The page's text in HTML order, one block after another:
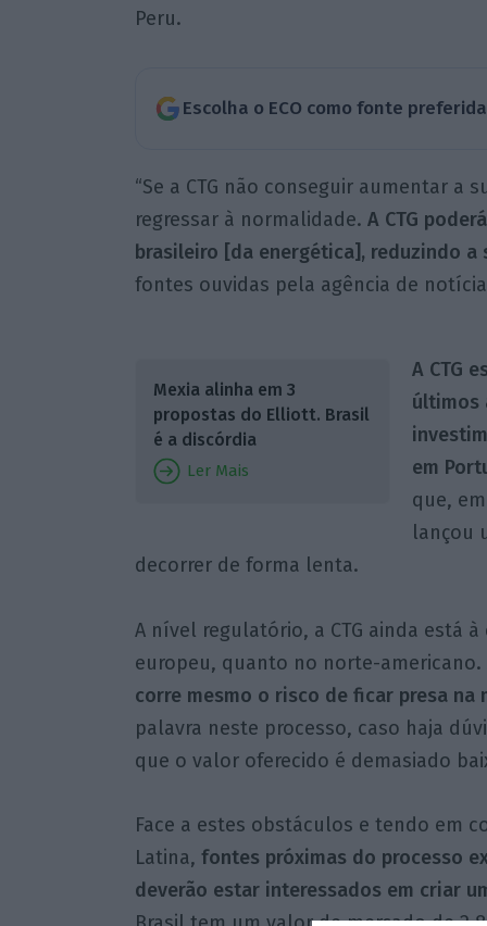
Peru.
Escolha o ECO como fonte
“Se a CTG não conseguir aumentar a
regressar à normalidade. A CTG
brasileiro [da energética], reduzindo a
fontes ouvidas pela agência de
Mexia alinha em 3
propostas do Elliott. Brasil
é a discórdia
Ler Mais
A CTG
últimos
em
que,
lançou
decorrer de forma lenta.
A nível regulatório, a CTG ainda está
europeu, quanto no norte-
corre mesmo o risco de ficar presa na
palavra neste processo, caso haja
que o valor oferecido é demasiado
Face a estes obstáculos e tendo em
Latina, fontes próximas do processo
deverão estar interessados em criar